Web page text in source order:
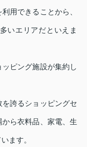
用できることから、
いエリアだといえま
ピング施設が集約し
誇るショッピングセ
ら衣料品、家電、生
ます。